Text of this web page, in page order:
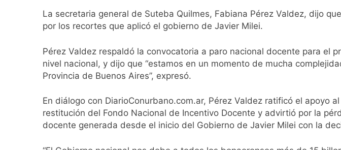
Día Internacional de la Cerveza: los tres
2 Días Atrás
2 Días Atrás
Día de San Cayetano: por qué se celebra cada
2 Días Atrás
2 Días Atrás
Incidentes frente al Congreso durante la
enfrentamientos
La secretaria general de Suteba Quilmes, Fabiana Pérez Valdez, dijo
por los recortes que aplicó el gobierno de Javier Milei.
Pérez Valdez respaldó la convocatoria a paro nacional docente para el
nivel nacional, y dijo que “estamos en un momento de mucha
Provincia de Buenos Aires”, expresó.
En diálogo con DiarioConurbano.com.ar, Pérez Valdez ratificó el apoyo
restitución del Fondo Nacional de Incentivo Docente y advirtió por la
docente generada desde el inicio del Gobierno de Javier Milei con la